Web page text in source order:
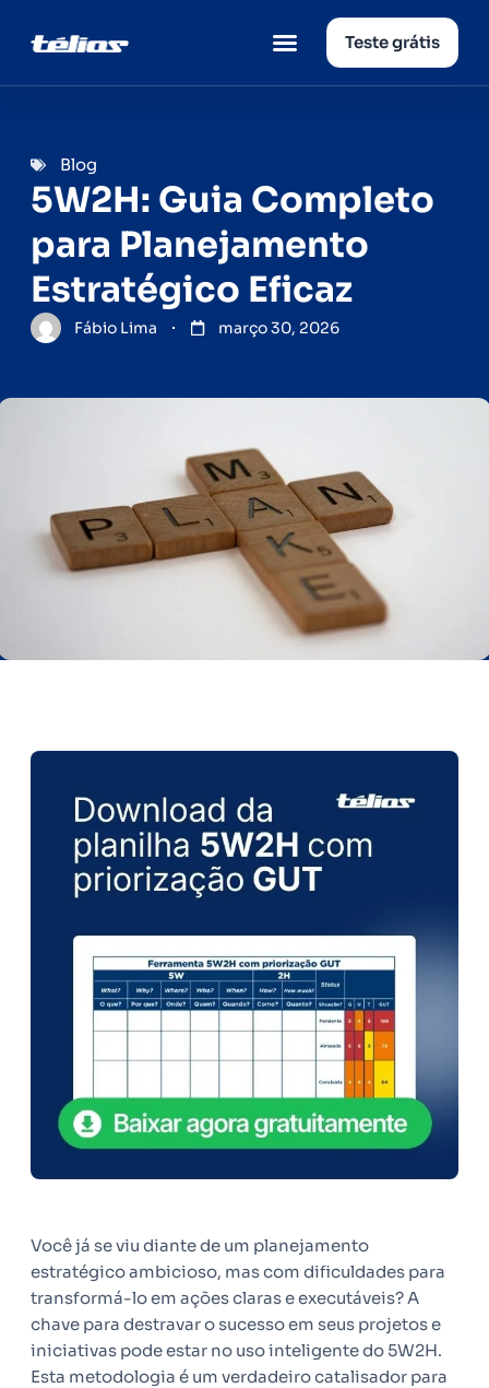
Teste grátis
Blog
5W2H: Guia Completo
para Planejamento
Estratégico Eficaz
Fábio Lima março 30, 2026
Você já se viu diante de um planejamento
estratégico ambicioso, mas com dificuldades para
transformá-lo em ações claras e executáveis? A
chave para destravar o sucesso em seus projetos e
iniciativas pode estar no uso inteligente do 5W2H.
Esta metodologia é um verdadeiro catalisador para